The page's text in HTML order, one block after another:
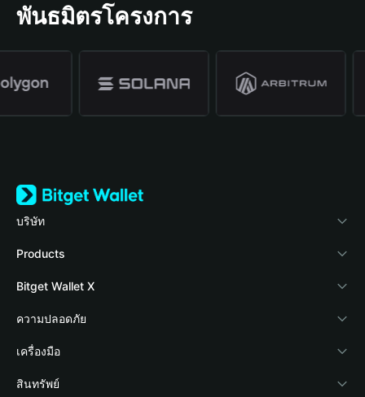
พันธมิตรโครงการ
บริษัท
เกี่ยวกับ Bitget Wallet
Blog
Academy
ข่าวสารด้านคริปโต
ศูนย์ช่วยเหลือ
Products
Crypto Card
Stablecoin Earn
Payfi Crypto
Crypto Swap API
Bitget Wallet X
นักพัฒนา
เชื่อมต่อ Wallet
Bitget Wallet Pay
ความปลอดภัย
Protection Fund
เทคโนโลยีความปลอดภัย
เครื่องมือ
ซื้อคริปโต
สินทรัพย์